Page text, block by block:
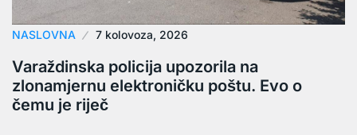
NASLOVNA 7 kolovoza, 2026
Varaždinska policija upozorila na
zlonamjernu elektroničku poštu. Evo o
čemu je riječ